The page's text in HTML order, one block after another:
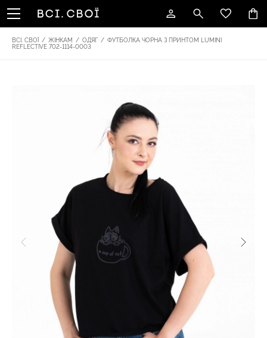
ВСІ. СВОЇ / ЖІНКАМ / ОДЯГ / ФУТБОЛКА ЧОРНА З ПРИНТОМ LUMINI
REFLECTIVE 702-1114-0003